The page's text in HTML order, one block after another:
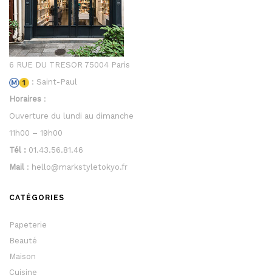
6 RUE DU TRESOR 75004 Paris
: Saint-Paul
Horaires :
Ouverture du lundi au dimanche
11h00 – 19h00
Tél : 01.43.56.81.46
Mail : hello@markstyletokyo.fr
CATÉGORIES
Papeterie
Beauté
Maison
Cuisine